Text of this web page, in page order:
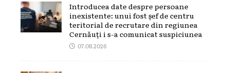
Introducea date despre persoane
inexistente: unui fost șef de centru
teritorial de recrutare din regiunea
Cernăuți i s-a comunicat suspiciunea
07.08.2026